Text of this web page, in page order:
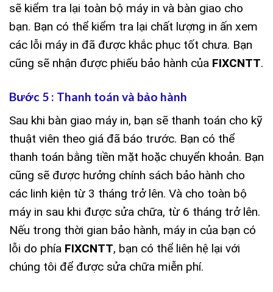
sẽ kiểm tra lại toàn bộ máy in và bàn giao cho
bạn. Bạn có thể kiểm tra lại chất lượng in ấn xem
các lỗi máy in đã được khắc phục tốt chưa. Bạn
cũng sẽ nhận được phiếu bảo hành của FIXCNTT.
Bước 5 : Thanh toán và bảo hành
Sau khi bàn giao máy in, bạn sẽ thanh toán cho kỹ
thuật viên theo giá đã báo trước. Bạn có thể
thanh toán bằng tiền mặt hoặc chuyển khoản. Bạn
cũng sẽ được hưởng chính sách bảo hành cho
các linh kiện từ 3 tháng trở lên. Và cho toàn bộ
máy in sau khi được sửa chữa, từ 6 tháng trở lên.
Nếu trong thời gian bảo hành, máy in của bạn có
lỗi do phía FIXCNTT, bạn có thể liên hệ lại với
chúng tôi để được sửa chữa miễn phí.